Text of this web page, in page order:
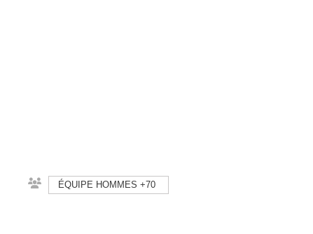
ÉQUIPE HOMMES +70